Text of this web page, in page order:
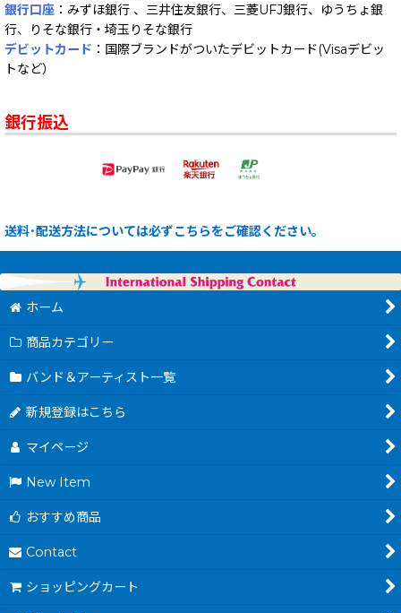
銀行口座 ：みずほ銀行 、三井住友銀行、三菱UFJ銀行、ゆうちょ銀
行、りそな銀行・埼玉りそな銀行
デビットカード ：国際ブランドがついたデビットカード(Visaデビッ
トなど）
銀行振込
送料･配送方法については必ずこちらをご確認ください。
ホーム
商品カテゴリー
バンド＆アーティスト一覧
新規登録はこちら
マイページ
New Item
おすすめ商品
Contact
ショッピングカート